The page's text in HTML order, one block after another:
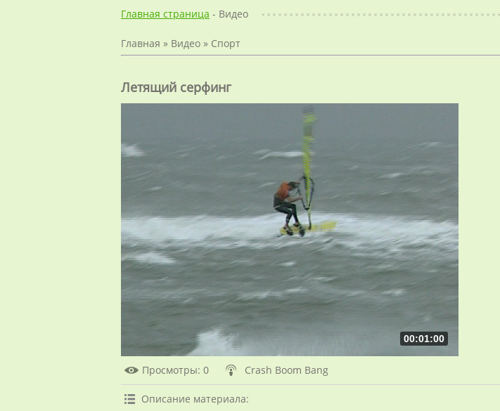
Главная страница - Видео
Главная » Видео » Спорт
Летящий серфинг
00:01:00
Просмотры: 0 Crash Boom Bang
Описание материала: